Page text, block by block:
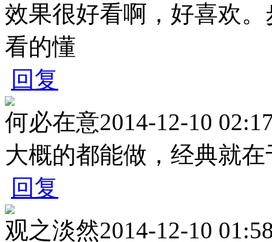
效果很好看啊，好喜欢
看的懂
回复
何必在意2014-12-10
大概的都能做，经典就
回复
观之淡然2014-12-10